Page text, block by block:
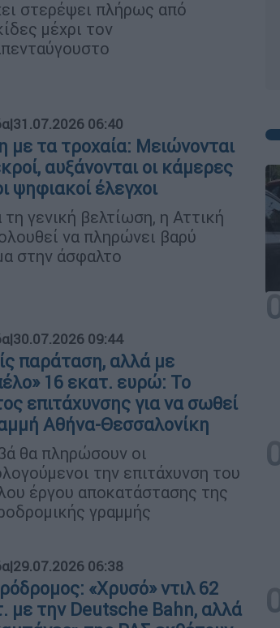
στερέψει πλήρως από
μέχρι τον
|31.07.2026 06:40
με τα τροχαία: Μειώνονται
αυξάνονται οι κάμερες
ψηφιακοί έλεγχοι
γενική βελτίωση, η Αττική
να πληρώνει βαρύ
στην άσφαλτο
|30.07.2026 09:44
παράταση, αλλά με
16 εκατ. ευρώ: Το
επιτάχυνσης για να σωθεί
Αθήνα-Θεσσαλονίκη
θα πληρώσoυν οι
την επιτάχυνση του
έργου αποκατάστασης της
γραμμής
|29.07.2026 06:38
«Χρυσό» ντιλ 62
με την Deutsche Bahn, αλλά